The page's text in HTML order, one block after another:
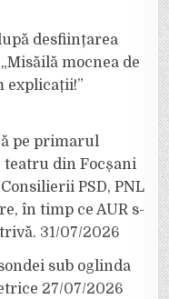
desființarea
mocnea de
explicații!”
pe primarul
teatru din Focșani
PSD, PNL
în timp ce AUR s-
31/07/2026
sub oglinda
27/07/2026